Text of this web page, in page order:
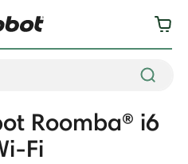
Roomba® i6
Fi